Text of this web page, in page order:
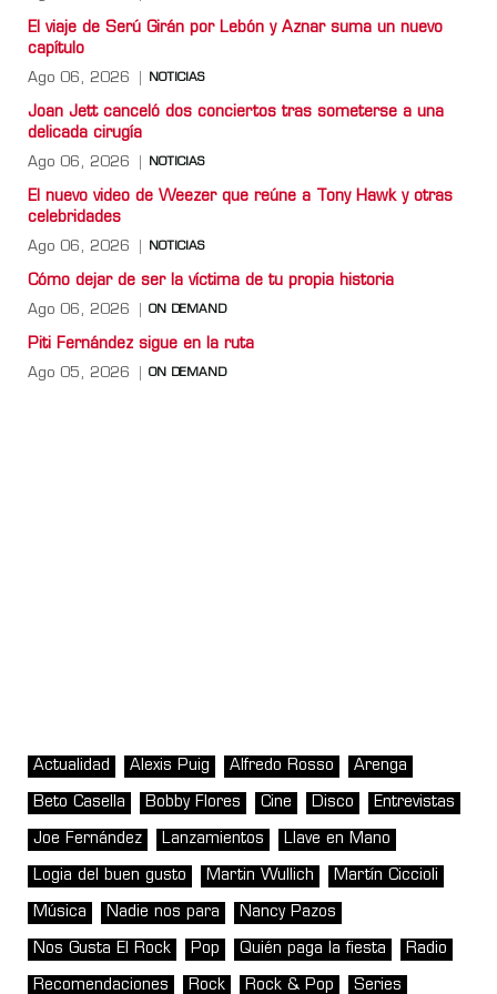
El viaje de Serú Girán por Lebón y Aznar suma un nuevo
capítulo
Ago 06, 2026 NOTICIAS
Joan Jett canceló dos conciertos tras someterse a una
delicada cirugía
Ago 06, 2026 NOTICIAS
El nuevo video de Weezer que reúne a Tony Hawk y otras
celebridades
Ago 06, 2026 NOTICIAS
Cómo dejar de ser la víctima de tu propia historia
Ago 06, 2026 ON DEMAND
Piti Fernández sigue en la ruta
Ago 05, 2026 ON DEMAND
Actualidad Alexis Puig Alfredo Rosso Arenga
Beto Casella Bobby Flores Cine Disco Entrevistas
Joe Fernández Lanzamientos Llave en Mano
Logia del buen gusto Martin Wullich Martín Ciccioli
Música Nadie nos para Nancy Pazos
Nos Gusta El Rock Pop Quién paga la fiesta Radio
Recomendaciones Rock Rock & Pop Series